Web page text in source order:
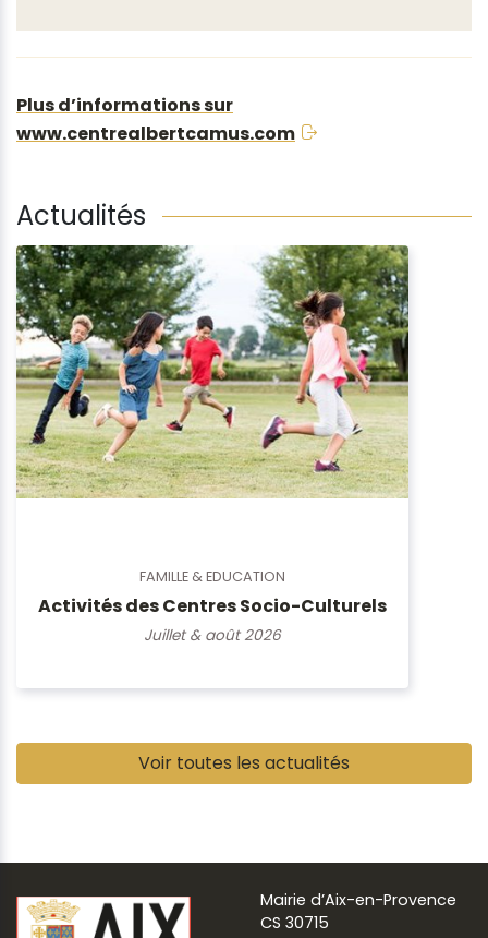
Plus d’informations sur
www.centrealbertcamus.com
Actualités
Pause
FAMILLE & EDUCATION
Activités des Centres Socio-Culturels
Juillet & août 2026
Voir toutes les actualités
Mairie d’Aix-en-Provence
CS 30715